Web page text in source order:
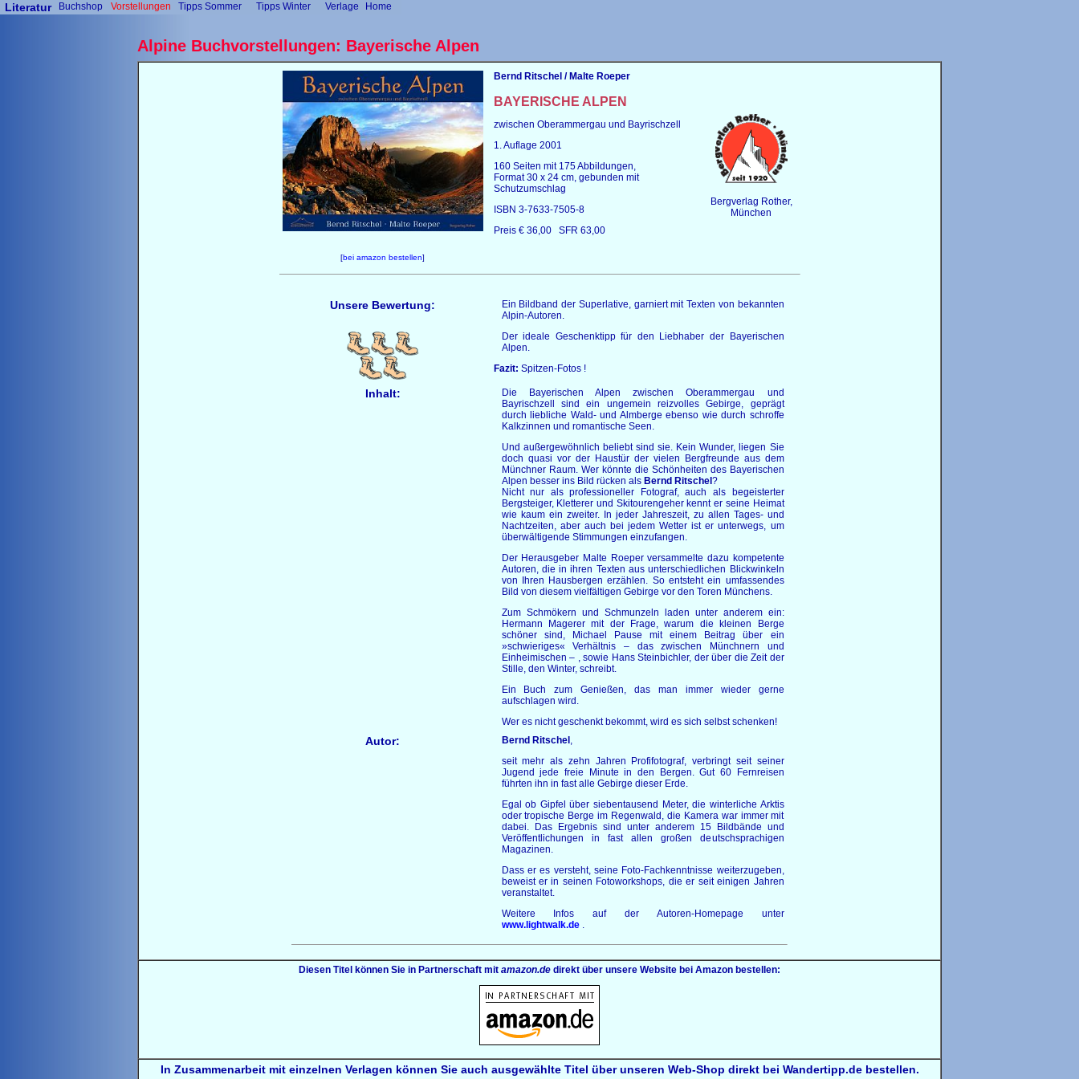
Literatur Buchshop Vorstellungen Tipps Sommer Tipps Winter Verlage Home
Alpine Buchvorstellungen: Bayerische Alpen
[bei amazon bestellen]
Bernd Ritschel / Malte Roeper
BAYERISCHE ALPEN
zwischen Oberammergau und Bayrischzell
1. Auflage 2001
160 Seiten mit 175 Abbildungen,
Format 30 x 24 cm, gebunden mit
Schutzumschlag
ISBN 3-7633-7505-8
Preis € 36,00 SFR 63,00
Bergverlag Rother,
München
Unsere Bewertung:
Ein Bildband der Superlative, garniert mit Texten von bekannten
Alpin-Autoren.
Der ideale Geschenktipp für den Liebhaber der Bayerischen
Alpen.
Fazit: Spitzen-Fotos !
Inhalt:
Die Bayerischen Alpen zwischen Oberammergau und
Bayrischzell sind ein ungemein reizvolles Gebirge, geprägt
durch liebliche Wald- und Almberge ebenso wie durch schroffe
Kalkzinnen und romantische Seen.
Und außergewöhnlich beliebt sind sie. Kein Wunder, liegen Sie
doch quasi vor der Haustür der vielen Bergfreunde aus dem
Münchner Raum. Wer könnte die Schönheiten des Bayerischen
Alpen besser ins Bild rücken als Bernd Ritschel ?
Nicht nur als professioneller Fotograf, auch als begeisterter
Bergsteiger, Kletterer und Skitourengeher kennt er seine Heimat
wie kaum ein zweiter. In jeder Jahreszeit, zu allen Tages- und
Nachtzeiten, aber auch bei jedem Wetter ist er unterwegs, um
überwältigende Stimmungen einzufangen.
Der Herausgeber Malte Roeper versammelte dazu kompetente
Autoren, die in ihren Texten aus unterschiedlichen Blickwinkeln
von Ihren Hausbergen erzählen. So entsteht ein umfassendes
Bild von diesem vielfältigen Gebirge vor den Toren Münchens.
Zum Schmökern und Schmunzeln laden unter anderem ein:
Hermann Magerer mit der Frage, warum die kleinen Berge
schöner sind, Michael Pause mit einem Beitrag über ein
»schwieriges« Verhältnis – das zwischen Münchnern und
Einheimischen – , sowie Hans Steinbichler, der über die Zeit der
Stille, den Winter, schreibt.
Ein Buch zum Genießen, das man immer wieder gerne
aufschlagen wird.
Wer es nicht geschenkt bekommt, wird es sich selbst schenken!
Autor: Bernd Ritschel ,
seit mehr als zehn Jahren Profifotograf, verbringt seit seiner
Jugend jede freie Minute in den Bergen. Gut 60 Fernreisen
führten ihn in fast alle Gebirge dieser Erde.
Egal ob Gipfel über siebentausend Meter, die winterliche Arktis
oder tropische Berge im Regenwald, die Kamera war immer mit
dabei. Das Ergebnis sind unter anderem 15 Bildbände und
Veröffentlichungen in fast allen großen deutschsprachigen
Magazinen.
Dass er es versteht, seine Foto-Fachkenntnisse weiterzugeben,
beweist er in seinen Fotoworkshops, die er seit einigen Jahren
veranstaltet.
Weitere Infos auf der Autoren-Homepage unter
www.lightwalk.de.
Diesen Titel können Sie in Partnerschaft mit amazon.de direkt über unsere Website bei Amazon bestellen:
In Zusammenarbeit mit einzelnen Verlagen können Sie auch ausgewählte Titel über unseren Web-Shop direkt bei Wandertipp.de bestellen.